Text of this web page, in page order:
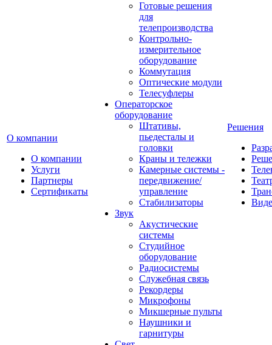
О компании
О компании
Услуги
Партнеры
Сертификаты
Готовые решения
для
телепроизводства
Контрольно-
измерительное
оборудование
Коммутация
Оптические модули
Телесуфлеры
Операторское
оборудование
Штативы,
пьедесталы и
головки
Краны и тележки
Камерные системы -
передвижение/
управление
Стабилизаторы
Звук
Акустические
системы
Студийное
оборудование
Радиосистемы
Служебная связь
Рекордеры
Микрофоны
Микшерные пульты
Наушники и
гарнитуры
Решения